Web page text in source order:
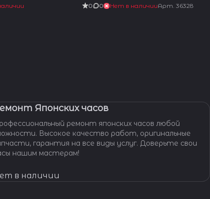
0 0 Нет в наличииАрт. 36328
Японских часов
ремонт японских часов любой
Высокое качество работ, оригинальные
гарантия на все виды услуг. Доверьте свои
нашим мастерам!
в наличии